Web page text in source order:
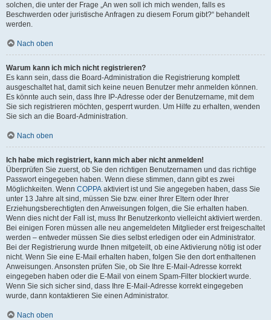
solchen, die unter der Frage „An wen soll ich mich wenden, falls es
Beschwerden oder juristische Anfragen zu diesem Forum gibt?“ behandelt
werden.
Nach oben
Warum kann ich mich nicht registrieren?
Es kann sein, dass die Board-Administration die Registrierung komplett
ausgeschaltet hat, damit sich keine neuen Benutzer mehr anmelden können.
Es könnte auch sein, dass Ihre IP-Adresse oder der Benutzername, mit dem
Sie sich registrieren möchten, gesperrt wurden. Um Hilfe zu erhalten, wenden
Sie sich an die Board-Administration.
Nach oben
Ich habe mich registriert, kann mich aber nicht anmelden!
Überprüfen Sie zuerst, ob Sie den richtigen Benutzernamen und das richtige
Passwort eingegeben haben. Wenn diese stimmen, dann gibt es zwei
Möglichkeiten. Wenn COPPA aktiviert ist und Sie angegeben haben, dass Sie
unter 13 Jahre alt sind, müssen Sie bzw. einer Ihrer Eltern oder Ihrer
Erziehungsberechtigten den Anweisungen folgen, die Sie erhalten haben.
Wenn dies nicht der Fall ist, muss Ihr Benutzerkonto vielleicht aktiviert werden.
Bei einigen Foren müssen alle neu angemeldeten Mitglieder erst freigeschaltet
werden – entweder müssen Sie dies selbst erledigen oder ein Administrator.
Bei der Registrierung wurde Ihnen mitgeteilt, ob eine Aktivierung nötig ist oder
nicht. Wenn Sie eine E-Mail erhalten haben, folgen Sie den dort enthaltenen
Anweisungen. Ansonsten prüfen Sie, ob Sie Ihre E-Mail-Adresse korrekt
eingegeben haben oder die E-Mail von einem Spam-Filter blockiert wurde.
Wenn Sie sich sicher sind, dass Ihre E-Mail-Adresse korrekt eingegeben
wurde, dann kontaktieren Sie einen Administrator.
Nach oben